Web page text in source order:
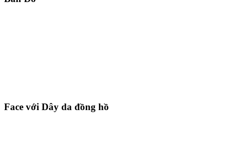
Face với Dây da đồng hồ